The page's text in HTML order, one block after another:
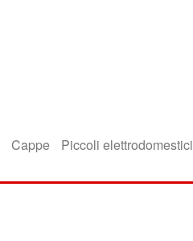
Cappe Piccoli elettrodomestici